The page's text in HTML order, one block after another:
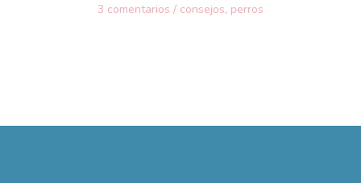
3 comentarios / consejos, perros